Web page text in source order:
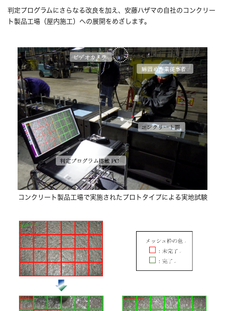
判定プログラムにさらなる改良を加え、安藤ハザマの自社のコンクリー
ト製品工場（屋内施工）への展開をめざします。
コンクリート製品工場で実施されたプロトタイプによる実地試験